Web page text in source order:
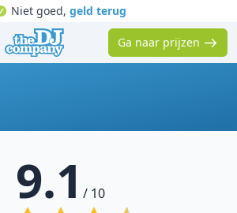
Niet goed, geld terug
Ga naar prijzen
9.1 / 10